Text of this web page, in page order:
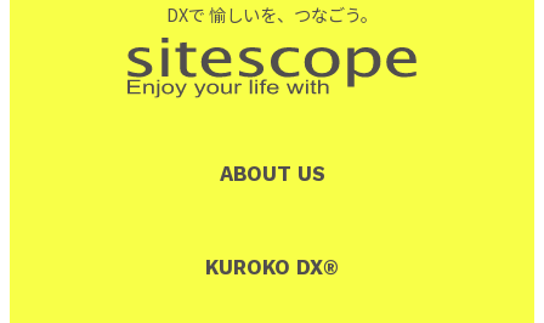
DXで 愉しいを、つなごう。
ABOUT US
KUROKO DX®